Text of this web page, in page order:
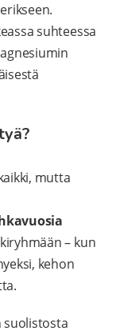
suhteessa
mutta
– kun
kehon
suolistosta